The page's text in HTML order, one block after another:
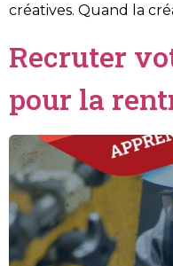
créatives. Quand la
Recruter
pour la